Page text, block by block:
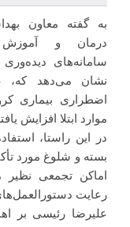
به گفته معاون
درمان و
سامانه‌های
نشان می‌دهد که،
اضطراری بیماری
موارد ابتلا افزایش
در این راستا،
بسته و شلوغ مورد
اماکن تجمعی نظیر
رعایت
علیرضا رئیسی بر